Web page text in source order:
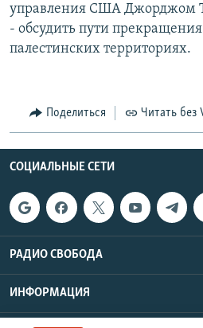
управления США Джорджом
- обсудить пути
палестинских территориях.
Поделиться Читать без
СОЦИАЛЬНЫЕ СЕТИ
РАДИО СВОБОДА
ИНФОРМАЦИЯ